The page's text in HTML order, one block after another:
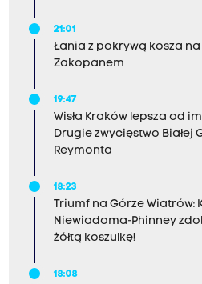
21:01
Łania z pokrywą kosza
Zakopanem
19:47
Wisła Kraków lepsza od
Drugie zwycięstwo Białej
Reymonta
18:23
Triumf na Górze Wiatrów:
Niewiadoma-Phinney
żółtą koszulkę!
18:08